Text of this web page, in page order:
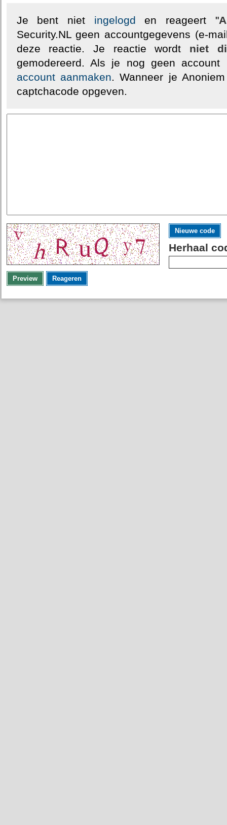
Je bent niet ingelogd en reageert "
Security.NL geen accountgegevens (e-
deze reactie. Je reactie wordt niet
gemodereerd. Als je nog geen
account aanmaken. Wanneer je
captchacode opgeven.
Nieuwe code
Herhaal
Preview Reageren